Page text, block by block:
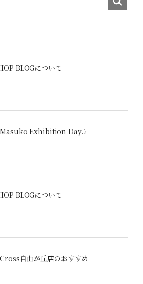
BLOGについて
Exhibition Day.2
BLOGについて
自由が丘店のおすすめ